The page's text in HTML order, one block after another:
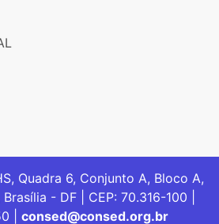
Quadra 6, Conjunto A, Bloco A,
- DF | CEP: 70.316-100 |
| consed@consed.org.br